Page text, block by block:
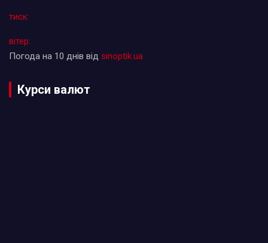
тиск:
вітер:
Погода на 10 днів від sinoptik.ua
Курси валют